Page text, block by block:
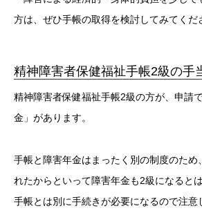
方は、ぜひ手帳の取得を検討してみてくだ
精神障害者保健福祉手帳2級の手
精神障害者保健福祉手帳2級の方が、申請
金」があります。
手帳と障害年金はまったく別の制度のため
れたからといって障害年金も2級になると
手帳とは別に手続きが必要になるので注意